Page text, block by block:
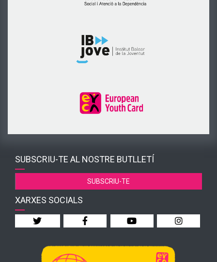
SUBSCRIU-TE AL NOSTRE BUTLLETÍ
SUBSCRIU-TE
XARXES SOCIALS